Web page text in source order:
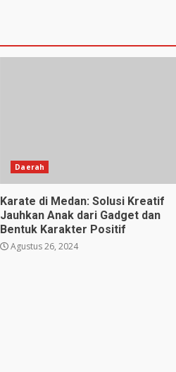
Daerah
Karate di Medan: Solusi Kreatif
Jauhkan Anak dari Gadget dan
Bentuk Karakter Positif
Agustus 26, 2024